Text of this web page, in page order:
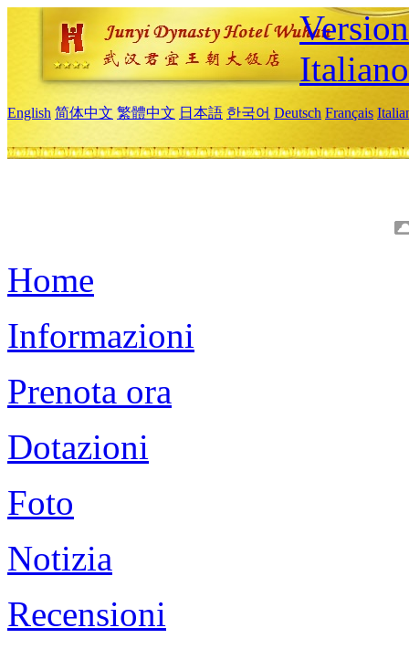
Italiano
English 简体中文 繁體中文 日本語 한국어 Deutsch Français
Home
Informazioni
Prenota ora
Dotazioni
Foto
Notizia
Recensioni